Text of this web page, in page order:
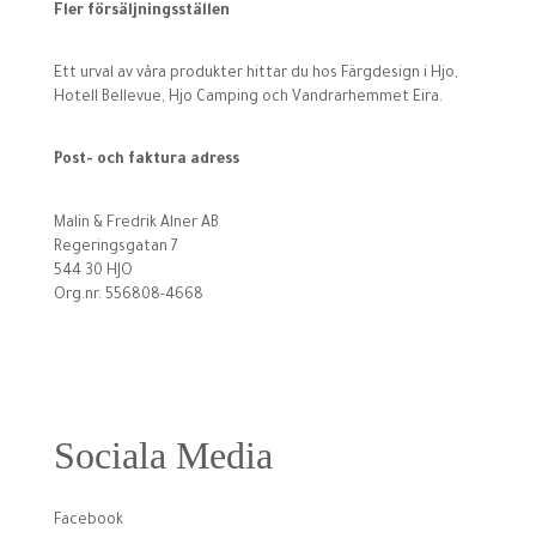
Fler försäljningsställen
Ett urval av våra produkter hittar du hos Färgdesign i Hjo,
Hotell Bellevue, Hjo Camping och Vandrarhemmet Eira.
Post- och faktura adress
Malin & Fredrik Alner AB
Regeringsgatan 7
544 30 HJO
Org.nr. 556808-4668
Sociala Media
Facebook